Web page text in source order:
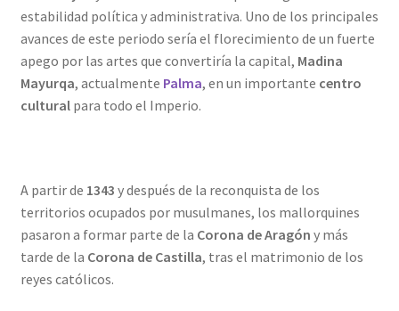
estabilidad política y administrativa. Uno de los principales
avances de este periodo sería el florecimiento de un fuerte
apego por las artes que convertiría la capital, Madina
Mayurqa, actualmente Palma, en un importante centro
cultural para todo el Imperio.
A partir de 1343 y después de la reconquista de los
territorios ocupados por musulmanes, los mallorquines
pasaron a formar parte de la Corona de Aragón y más
tarde de la Corona de Castilla, tras el matrimonio de los
reyes católicos.